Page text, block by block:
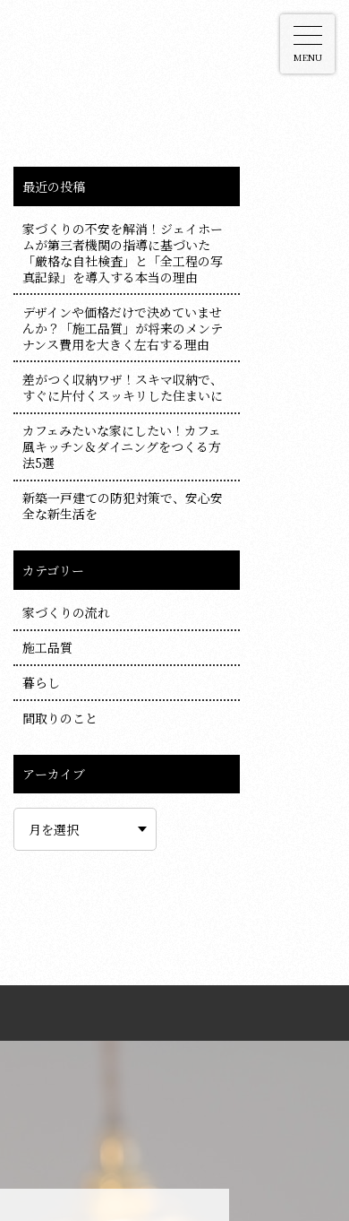
MENU
最近の投稿
家づくりの不安を解消！ジェイホー
ムが第三者機関の指導に基づいた
「厳格な自社検査」と「全工程の写
真記録」を導入する本当の理由
デザインや価格だけで決めていませ
んか？「施工品質」が将来のメンテ
ナンス費用を大きく左右する理由
差がつく収納ワザ！スキマ収納で、
すぐに片付くスッキリした住まいに
カフェみたいな家にしたい！カフェ
風キッチン＆ダイニングをつくる方
法5選
新築一戸建ての防犯対策で、安心安
全な新生活を
カテゴリー
家づくりの流れ
施工品質
暮らし
間取りのこと
アーカイブ
イ